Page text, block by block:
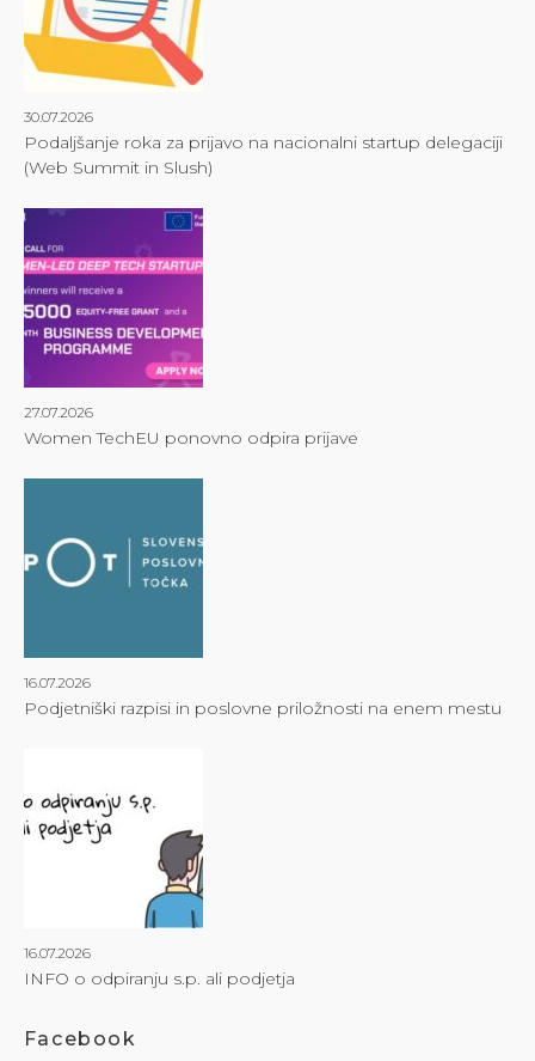
30.07.2026
Podaljšanje roka za prijavo na nacionalni startup delegaciji
(Web Summit in Slush)
27.07.2026
Women TechEU ponovno odpira prijave
16.07.2026
Podjetniški razpisi in poslovne priložnosti na enem mestu
16.07.2026
INFO o odpiranju s.p. ali podjetja
Facebook